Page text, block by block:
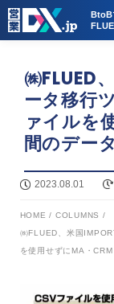
BtoB
㈱FLUED
ータ移行
ァイルを
間のデー
2023.08.01
HOME / COLUMNS /
㈱FLUED、米国
を使用せずにMA・